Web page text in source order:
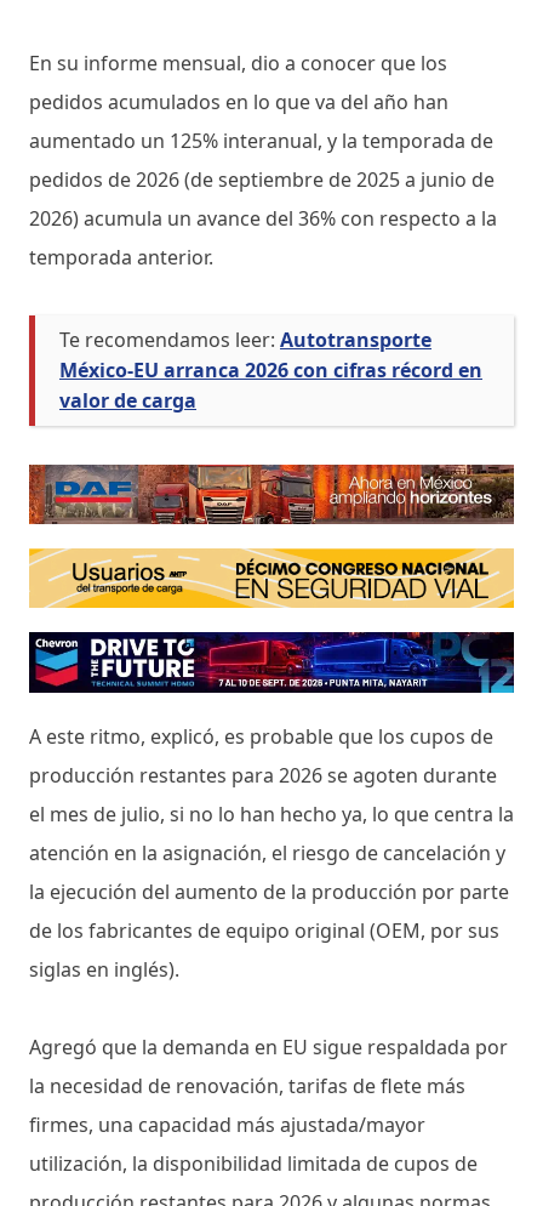
En su informe mensual, dio a conocer que los
pedidos acumulados en lo que va del año han
aumentado un 125% interanual, y la temporada de
pedidos de 2026 (de septiembre de 2025 a junio de
2026) acumula un avance del 36% con respecto a la
temporada anterior.
Te recomendamos leer: Autotransporte
México-EU arranca 2026 con cifras récord en
valor de carga
A este ritmo, explicó, es probable que los cupos de
producción restantes para 2026 se agoten durante
el mes de julio, si no lo han hecho ya, lo que centra la
atención en la asignación, el riesgo de cancelación y
la ejecución del aumento de la producción por parte
de los fabricantes de equipo original (OEM, por sus
siglas en inglés).
Agregó que la demanda en EU sigue respaldada por
la necesidad de renovación, tarifas de flete más
firmes, una capacidad más ajustada/mayor
utilización, la disponibilidad limitada de cupos de